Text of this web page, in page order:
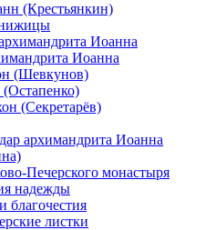
(Крестьянкин)
Иоанна
Иоанна
(Шевкунов)
(Секретарёв)
архимандрита Иоанна
Печерского монастыря
надежды
листки